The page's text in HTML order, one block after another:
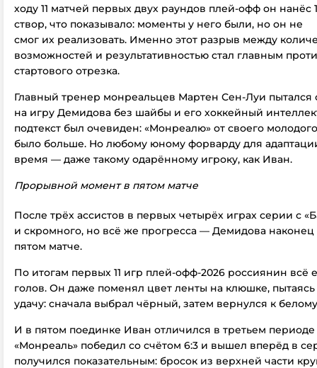
ходу 11 матчей первых двух раундов плей-офф он нанёс
створ, что показывало: моменты у него были, но он не
смог их реализовать. Именно этот разрыв между
возможностей и результативностью стал главным
стартового отрезка.
Главный тренер монреальцев Мартен Сен-Луи пытался
на игру Демидова без шайбы и его хоккейный
подтекст был очевиден: «Монреалю» от своего
было больше. Но любому юному форварду для
время — даже такому одарённому игроку, как Иван.
Прорывной момент в пятом матче
После трёх ассистов в первых четырёх играх серии с
и скромного, но всё же прогресса — Демидова
пятом матче.
По итогам первых 11 игр плей-офф-2026 россиянин всё
голов. Он даже поменял цвет ленты на клюшке,
удачу: сначала выбрал чёрный, затем вернулся к
И в пятом поединке Иван отличился в третьем
«Монреаль» победил со счётом 6:3 и вышел вперёд в
получился показательным: бросок из верхней части